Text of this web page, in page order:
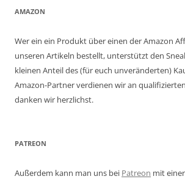
AMAZON
Wer ein ein Produkt über einen der Amazon
unseren Artikeln bestellt, unterstützt den
kleinen Anteil des (für euch unveränderten)
Amazon-Partner verdienen wir an
danken wir herzlichst.
PATREON
Außerdem kann man uns bei Patreon mit